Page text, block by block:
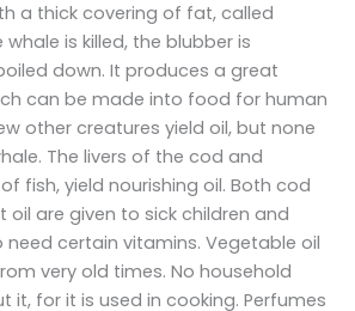
a thick covering of fat, called
is killed, the blubber is
down. It produces a great
can be made into food for human
other creatures yield oil, but none
The livers of the cod and
fish, yield nourishing oil. Both cod
oil are given to sick children and
need certain vitamins. Vegetable oil
very old times. No household
it, for it is used in cooking. Perfumes